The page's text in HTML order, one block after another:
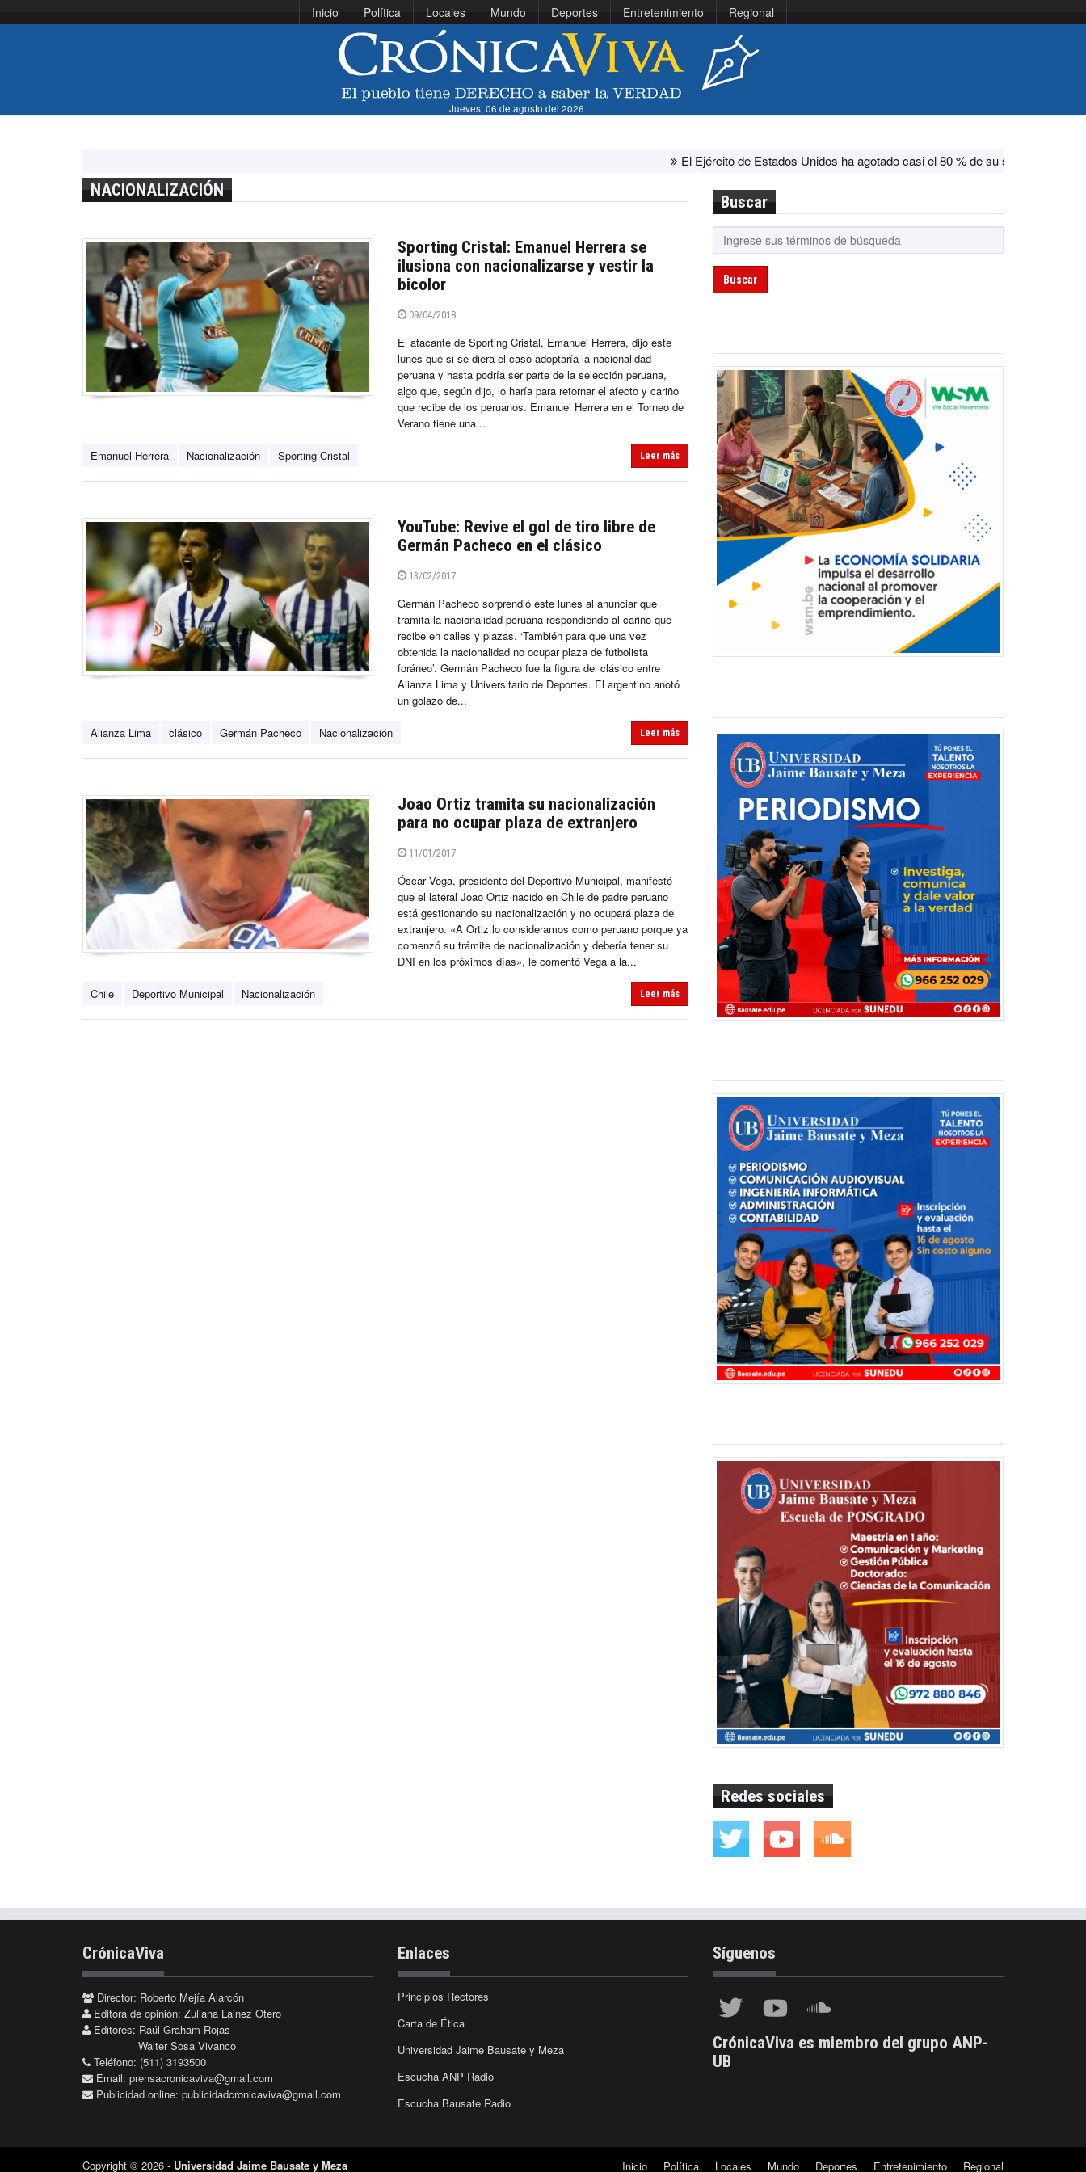
Inicio Política Locales Mundo Deportes Entretenimiento Regional
Jueves, 06 de agosto del 2026
El Ejército de Estados Unidos ha agotado casi el 80 % de su sistema antimisiles,
NACIONALIZACIÓN
Sporting Cristal: Emanuel Herrera se
ilusiona con nacionalizarse y vestir la
bicolor
09/04/2018
El atacante de Sporting Cristal, Emanuel Herrera, dijo este
lunes que si se diera el caso adoptaría la nacionalidad
peruana y hasta podría ser parte de la selección peruana,
algo que, según dijo, lo haría para retornar el afecto y cariño
que recibe de los peruanos. Emanuel Herrera en el Torneo de
Verano tiene una...
Emanuel Herrera Nacionalización Sporting Cristal Leer más
YouTube: Revive el gol de tiro libre de
Germán Pacheco en el clásico
13/02/2017
Germán Pacheco sorprendió este lunes al anunciar que
tramita la nacionalidad peruana respondiendo al cariño que
recibe en calles y plazas. ‘También para que una vez
obtenida la nacionalidad no ocupar plaza de futbolista
foráneo’. Germán Pacheco fue la figura del clásico entre
Alianza Lima y Universitario de Deportes. El argentino anotó
un golazo de...
Alianza Lima clásico Germán Pacheco Nacionalización Leer más
Joao Ortiz tramita su nacionalización
para no ocupar plaza de extranjero
11/01/2017
Óscar Vega, presidente del Deportivo Municipal, manifestó
que el lateral Joao Ortiz nacido en Chile de padre peruano
está gestionando su nacionalización y no ocupará plaza de
extranjero. «A Ortiz lo consideramos como peruano porque ya
comenzó su trámite de nacionalización y debería tener su
DNI en los próximos días», le comentó Vega a la...
Chile Deportivo Municipal Nacionalización Leer más
Buscar
Buscar
Redes sociales
CrónicaViva
Director: Roberto Mejía Alarcón
Editora de opinión: Zuliana Lainez Otero
Editores: Raúl Graham Rojas
Walter Sosa Vivanco
Teléfono: (511) 3193500
Email: prensacronicaviva@gmail.com
Publicidad online: publicidadcronicaviva@gmail.com
Enlaces
Principios Rectores
Carta de Ética
Universidad Jaime Bausate y Meza
Escucha ANP Radio
Escucha Bausate Radio
Síguenos
CrónicaViva es miembro del grupo ANP-
UB
Copyright © 2026 - Universidad Jaime Bausate y Meza Inicio Política Locales Mundo Deportes Entretenimiento Regional